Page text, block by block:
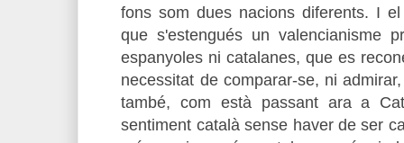
fons som dues nacions diferents. I
que s'estengués un valencianisme
espanyoles ni catalanes, que es
necessitat de comparar-se, ni
també, com està passant ara a
sentiment català sense haver de ser